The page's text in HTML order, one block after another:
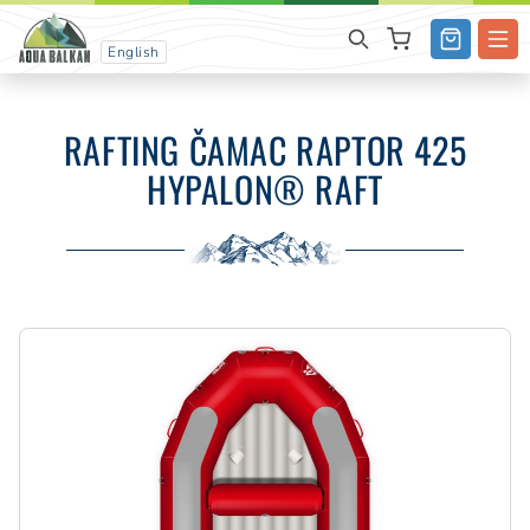
English
RAFTING ČAMAC RAPTOR 425
HYPALON® RAFT